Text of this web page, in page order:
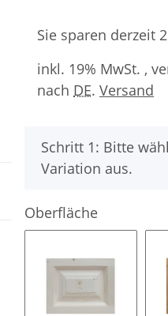
Sie sparen derzeit
inkl. 19% MwSt. ,
nach DE. Versand
x
Schritt 1: Bitte
Variation aus.
Oberfläche